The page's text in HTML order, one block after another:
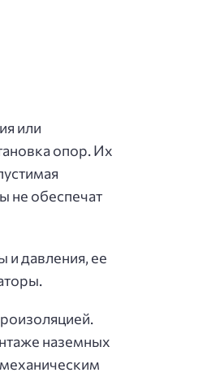
или
опор. Их
не обеспечат
и давления, ее
наземных